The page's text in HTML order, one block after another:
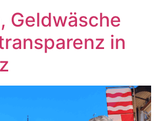
Geldwäsche
in